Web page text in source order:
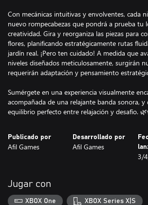
Con mecánicas intuitivas y envolventes, cada
nuevo rompecabezas que pondrá a prueba tu
creatividad. Gira y reorganiza las piezas para
flores, planificando estratégicamente rutas
jardín real. ¡Pero ten cuidado! A medida que
niveles diseñados meticulosamente, surgirán
requerirán adaptación y pensamiento
Sumérgete en una experiencia visualmente
acompañada de una relajante banda sonora, y
equilibrio perfecto entre relajación y desafío.
Publicado por
Afil Games
Desarrollado por
Afil Games
3/
Jugar con
XBOX One XBOX Series X|S